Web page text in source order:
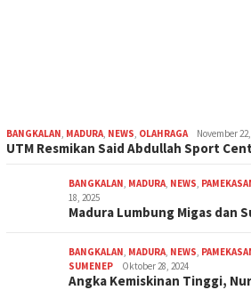
BANGKALAN MADURA NEWS OLAHRAGA November
UTM Resmikan Said Abdullah Sport
BANGKALAN MADURA NEWS
18, 2025
Madura Lumbung Migas dan
BANGKALAN MADURA NEWS
SUMENEP
Oktober 28, 2024
Angka Kemiskinan Tinggi,